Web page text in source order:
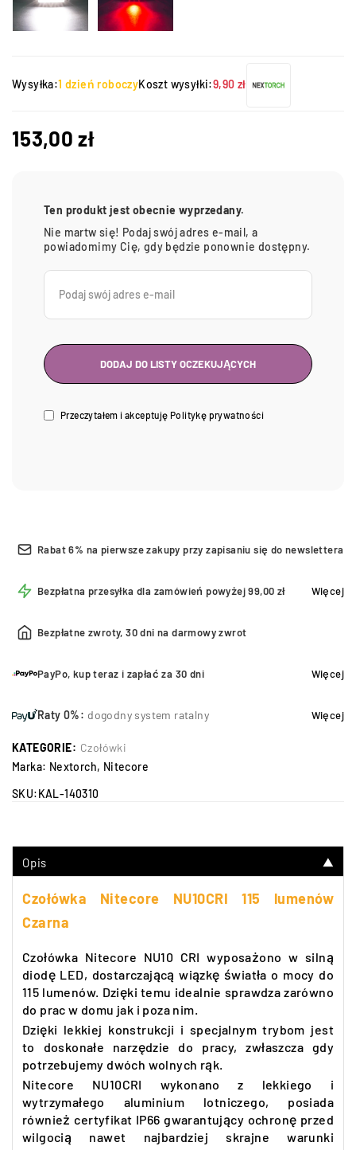
Wysyłka:1 dzień roboczyKoszt wysyłki:9,90 zł
153,00zł
Ten produkt jest obecnie wyprzedany.
Nie martw się! Podaj swój adres e-mail, a
powiadomimy Cię, gdy będzie ponownie dostępny.
Przeczytałem i akceptuję Politykę prywatności
Rabat 6% na pierwsze zakupy przy zapisaniu się do newslettera
Bezpłatna przesyłka dla zamówień powyżej 99,00 zł Więcej
Bezpłatne zwroty, 30 dni na darmowy zwrot
PayPo, kup teraz i zapłać za 30 dni Więcej
Raty 0%: dogodny system ratalny Więcej
KATEGORIE: Czołówki
Marka: Nextorch, Nitecore
SKU:KAL-140310
Opis ▼
Czołówka Nitecore NU10CRI 115 lumenów
Czarna
Czołówka Nitecore NU10 CRI wyposażono w silną
diodę LED, dostarczającą wiązkę światła o mocy do
115 lumenów. Dzięki temu idealnie sprawdza zarówno
do prac w domu jak i poza nim.
Dzięki lekkiej konstrukcji i specjalnym trybom jest
to doskonałe narzędzie do pracy, zwłaszcza gdy
potrzebujemy dwóch wolnych rąk.
Nitecore NU10CRI wykonano z lekkiego i
wytrzymałego aluminium lotniczego, posiada
również certyfikat IP66 gwarantujący ochronę przed
wilgocią nawet najbardziej skrajne warunki